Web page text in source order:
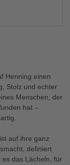
Henning einen
Stolz und echter
Menschen, der
hat –
auf ihre ganz
definiert
es das Lächeln, für